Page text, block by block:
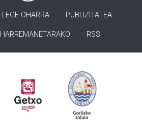
LEGE OHARRA PUBLIZITATEA
HARREMANETARAKO RSS